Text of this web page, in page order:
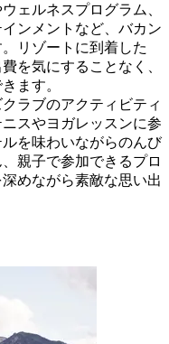
ェルネスプログラム、
ンメントなど、バカン
リゾートに到着した
を気にすることなく、
ます。
ラブのアクティビティ
スやヨガレッスンに参
を味わいながらのんび
親子で参加できるプロ
めながら素敵な思い出